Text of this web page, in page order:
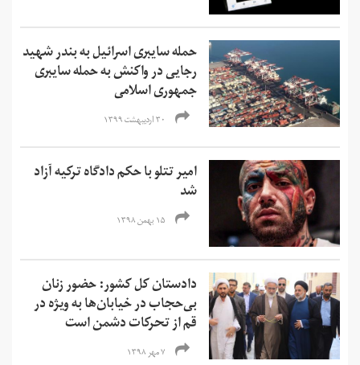
حمله سایبری اسرائیل به بندر شهید
رجایی در واکنش به حمله سایبری
جمهوری اسلامی
۳۰ اردیبهشت ۱۳۹۹
امیر تتلو با حکم دادگاه ترکیه آزاد
شد
۱۵ بهمن ۱۳۹۸
دادستان کل کشور: حضور زنان
بی‌حجاب در خيابان‌ها به ویژه در
قم از تحرکات دشمن است
۷ مهر ۱۳۹۸